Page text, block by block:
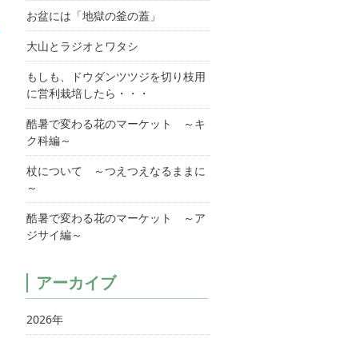
お盆には「地獄の釜の蓋」
大山とラジオとワタシ
もしも、ドウダンツツジを切り枝用
に営利栽培したら・・・
酷暑で変わる花のマーケット ～キ
ク科編～
杖について ～つえつえなるままに
～
酷暑で変わる花のマーケット ～ア
ジサイ編～
アーカイブ
2026年